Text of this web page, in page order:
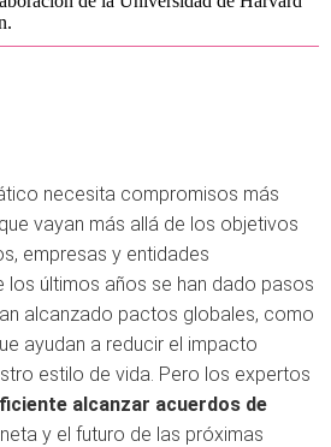
necesita compromisos más
vayan más allá de los objetivos
empresas y entidades
los últimos años se han dado pasos
alcanzado pactos globales, como
ayudan a reducir el impacto
estilo de vida. Pero los expertos
alcanzar acuerdos de
y el futuro de las próximas